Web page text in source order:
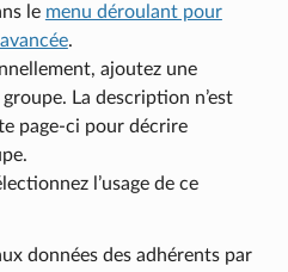
le menu déroulant pour
.
ajoutez une
La description n’est
page-ci pour décrire
l’usage de ce
données des adhérents par